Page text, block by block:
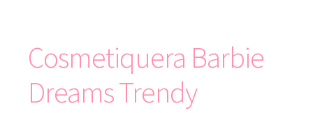
Cosmetiquera Barbie
Dreams Trendy